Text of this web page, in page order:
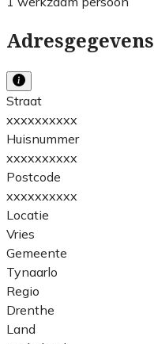
Adresgegevens
Straat
xxxxxxxxxx
Huisnummer
xxxxxxxxxx
Postcode
xxxxxxxxxx
Locatie
Vries
Gemeente
Tynaarlo
Regio
Drenthe
Land